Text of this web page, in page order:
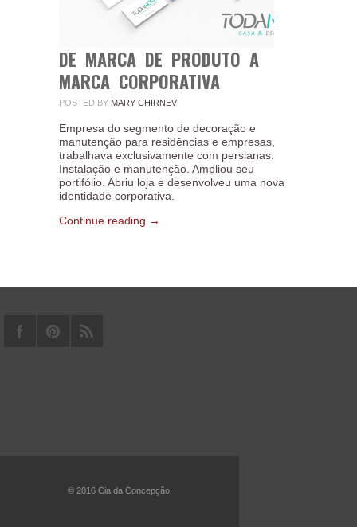
DE MARCA DE PRODUTO A
MARCA CORPORATIVA
POSTED BY MARY CHIRNEV
Empresa do segmento de decoração e
manutenção para residências e empresas,
trabalhava exclusivamente com persianas.
Instalação e manutenção. Ampliou seu
portifólio. Abriu loja e desenvolveu uma nova
identidade corporativa.
Continue reading →
© 2016 Cia da Concepção.